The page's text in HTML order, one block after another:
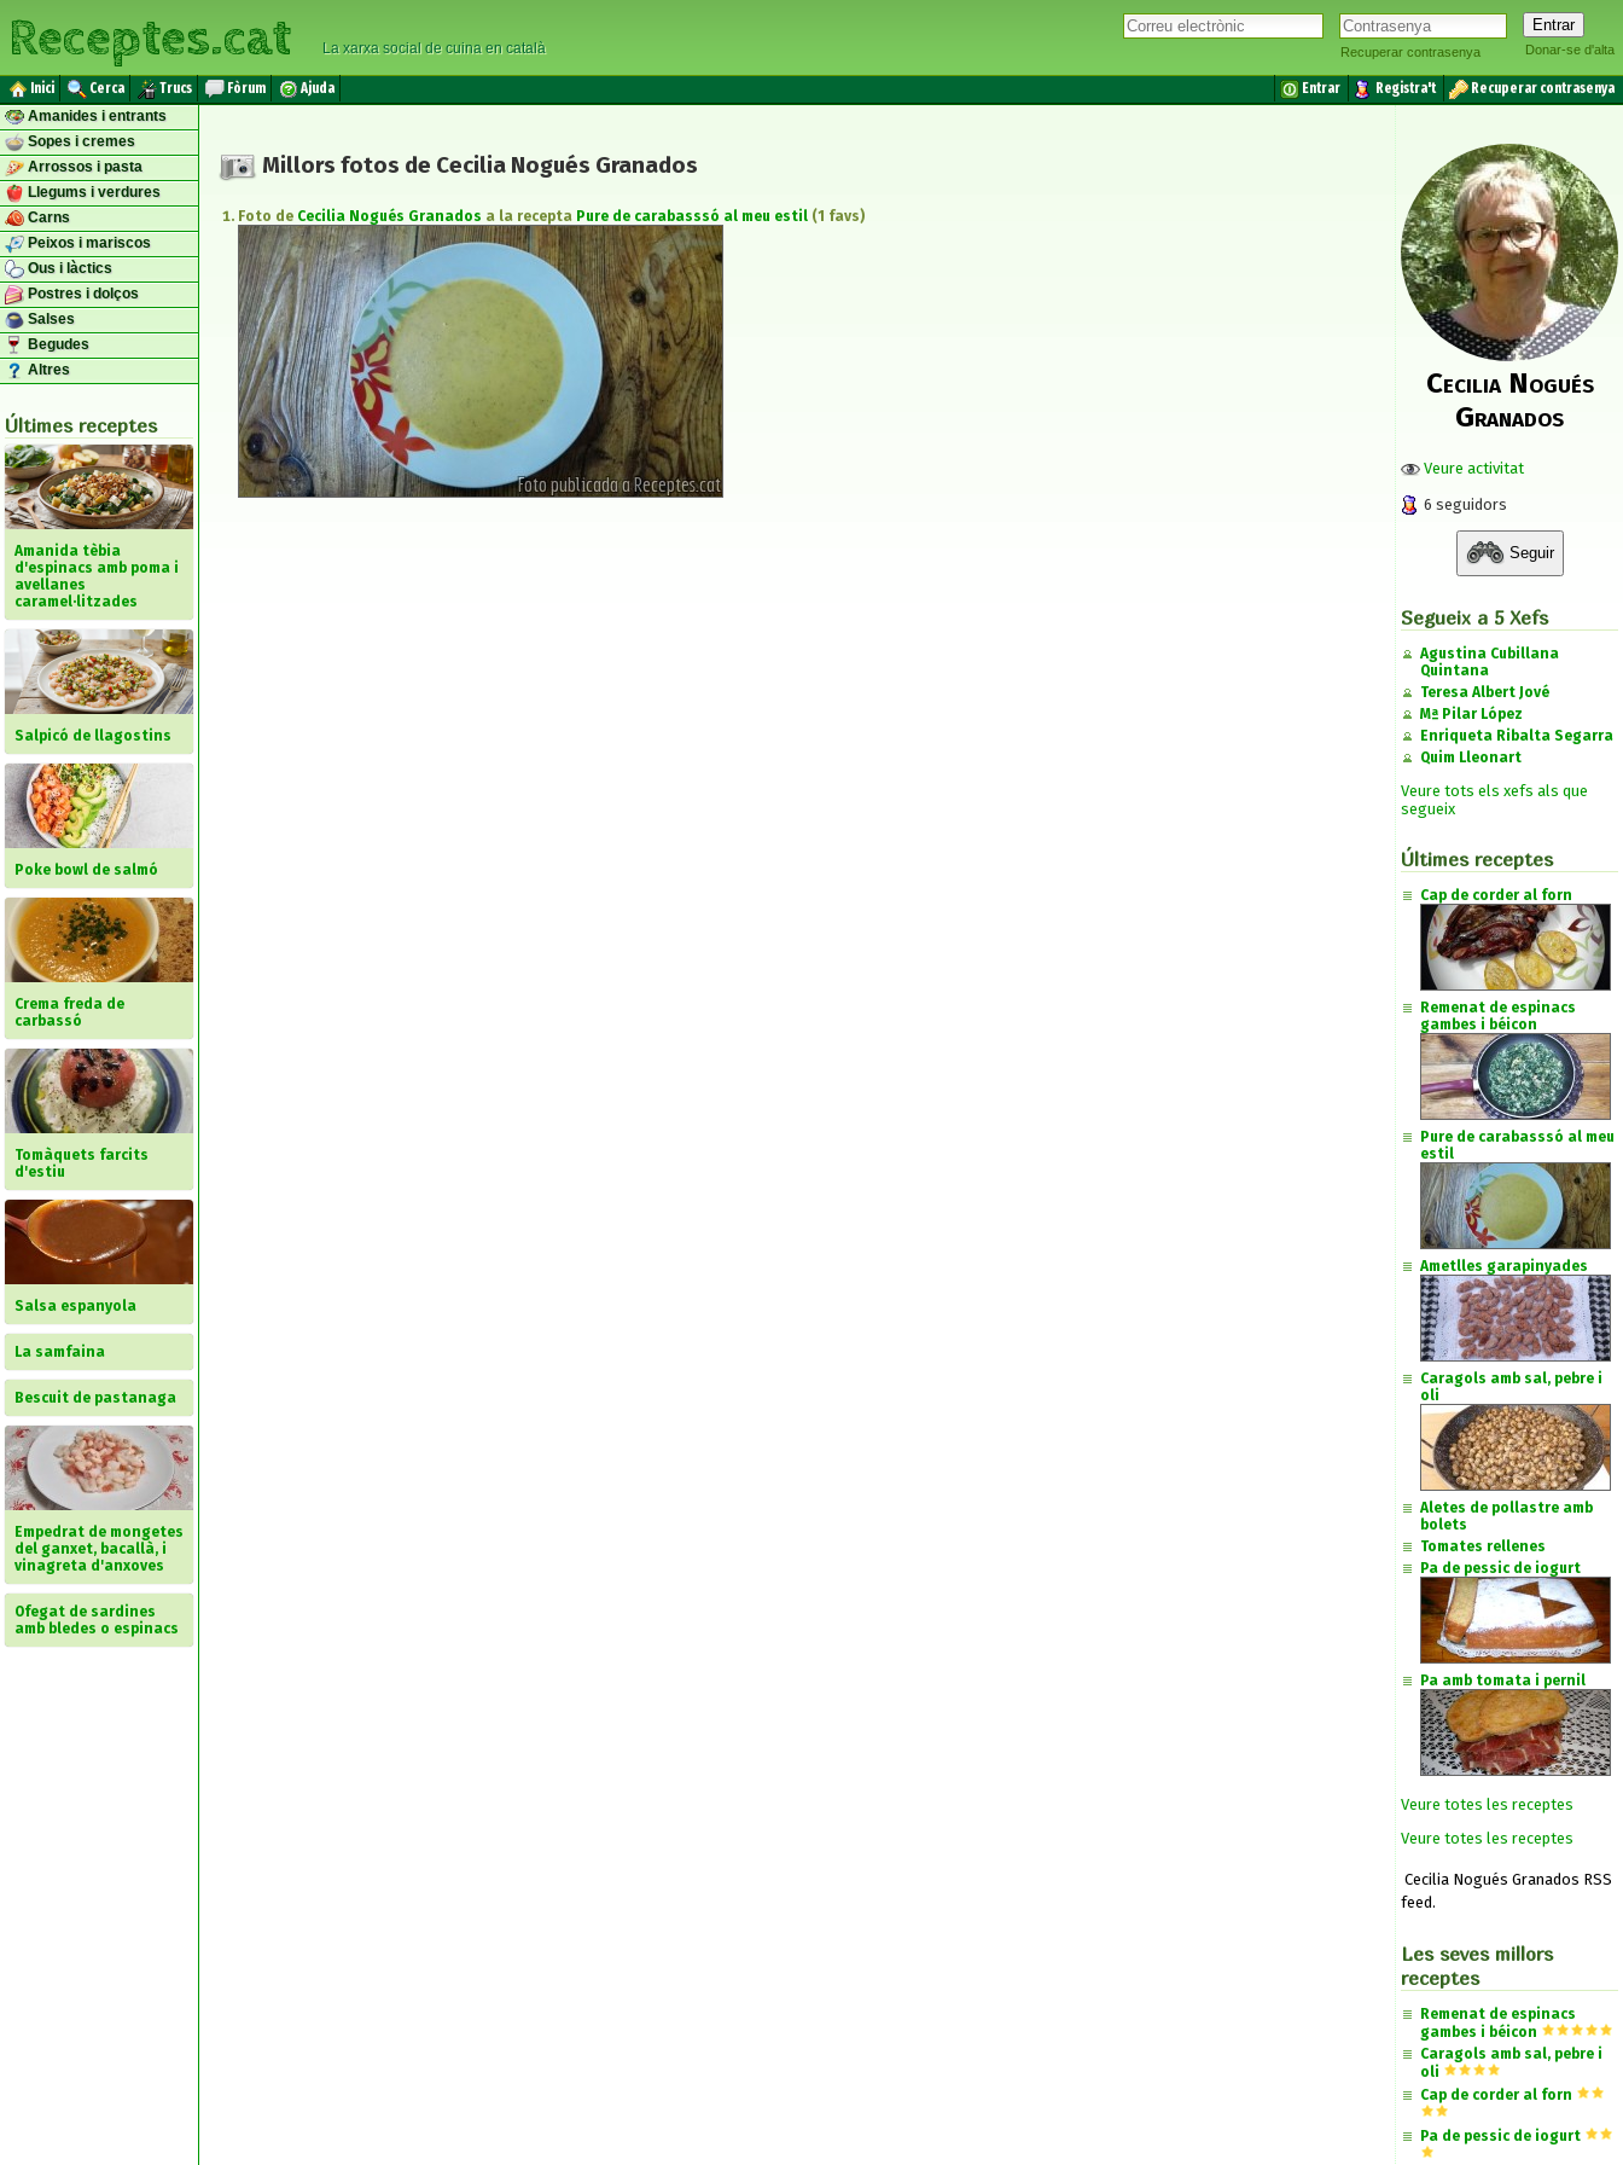
Recuperar contrasenya Donar-se d'alta
Receptes.cat La xarxa social de cuina en català
Inici Cerca Trucs Fòrum Ajuda Entrar Registra't
Recuperar contrasenya
Amanides i entrants
Sopes i cremes
Arrossos i pasta
Llegums i verdures
Carns
Peixos i mariscos
Ous i làctics
Postres i dolços
Salses
Begudes
Altres
Últimes receptes
Amanida tèbia
d'espinacs amb poma i
avellanes
caramel·litzades
Salpicó de llagostins
Poke bowl de salmó
Crema freda de
carbassó
Tomàquets farcits
d'estiu
Salsa espanyola
La samfaina
Bescuit de pastanaga
Empedrat de mongetes
del ganxet, bacallà, i
vinagreta d'anxoves
Ofegat de sardines
amb bledes o espinacs
Millors fotos de Cecilia Nogués Granados
Foto de Cecilia Nogués Granados a la recepta Pure de carabasssó al meu estil (1 favs)
Cecilia Nogués
Granados
Veure activitat
6 seguidors
Seguir
Segueix a 5 Xefs
Agustina Cubillana
Quintana
Teresa Albert Jové
Mª Pilar López
Enriqueta Ribalta Segarra
Quim Lleonart
Veure tots els xefs als que
segueix
Últimes receptes
Cap de corder al forn
Remenat de espinacs
gambes i béicon
Pure de carabasssó al meu
estil
Ametlles garapinyades
Caragols amb sal, pebre i
oli
Aletes de pollastre amb
bolets
Tomates rellenes
Pa de pessic de iogurt
Pa amb tomata i pernil
Veure totes les receptes
Veure totes les receptes
Cecilia Nogués Granados RSS
feed.
Les seves millors
receptes
Remenat de espinacs
gambes i béicon
Caragols amb sal, pebre i
oli
Cap de corder al forn
Pa de pessic de iogurt